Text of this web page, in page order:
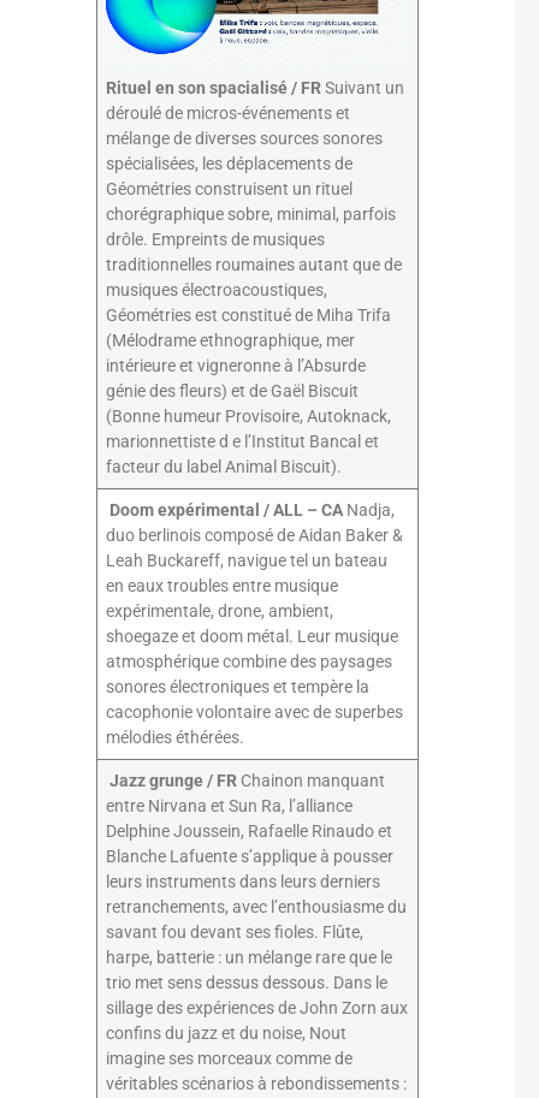
Rituel en son spacialisé / FRSuivant un
déroulé de micros-événements et
mélange de diverses sources sonores
spécialisées, les déplacements de
Géométries construisent un rituel
chorégraphique sobre, minimal, parfois
drôle. Empreints de musiques
traditionnelles roumaines autant que de
musiques électroacoustiques,
Géométries est constitué de Miha Trifa
(Mélodrame ethnographique, mer
intérieure et vigneronne à l’Absurde
génie des fleurs) et de Gaël Biscuit
(Bonne humeur Provisoire, Autoknack,
marionnettiste d e l’Institut Bancal et
facteur du label Animal Biscuit).
Doom expérimental / ALL – CANadja,
duo berlinois composé de Aidan Baker &
Leah Buckareff, navigue tel un bateau
en eaux troubles entre musique
expérimentale, drone, ambient,
shoegaze et doom métal. Leur musique
atmosphérique combine des paysages
sonores électroniques et tempère la
cacophonie volontaire avec de superbes
mélodies éthérées.
Jazz grunge / FR Chainon manquant
entre Nirvana et Sun Ra, l’alliance
Delphine Joussein, Rafaelle Rinaudo et
Blanche Lafuente s’applique à pousser
leurs instruments dans leurs derniers
retranchements, avec l’enthousiasme du
savant fou devant ses fioles. Flûte,
harpe, batterie : un mélange rare que le
trio met sens dessus dessous. Dans le
sillage des expériences de John Zorn aux
confins du jazz et du noise, Nout
imagine ses morceaux comme de
véritables scénarios à rebondissements :